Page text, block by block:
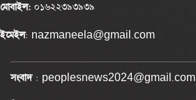
মোবাইল: ০১৬২২৩৯৩৯৩৯
ইমেইল: nazmaneela@gmail.com
সংবাদ: peoplesnews2024@gmail.com